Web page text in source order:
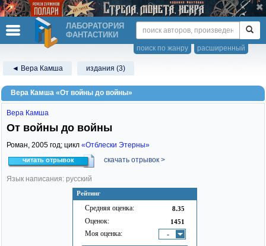
ЛАБОРАТОРИЯ
ФАНТАСТИКИ
расширенный
поиск по жанру
◄ Вера Камша издания (3)
Вера Камша «От войны до войны»
Рейтинг
Средняя оценка: 8.35
Оценок: 1451
Моя оценка: -
Вера Камша
От войны до войны
Роман, 2005 год; цикл «Отблески Этерны»
читать отрывок скачать отрывок >
Язык написания: русский